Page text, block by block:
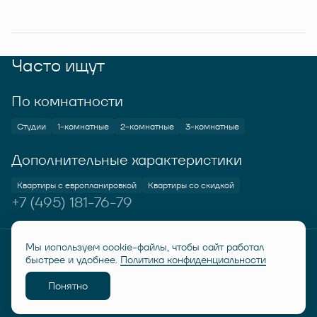
Часто ищут
По комнатности
Студии 1-комнатные 2-комнатные 3-комнатные
Дополнительные характеристики
Квартиры с европланировкой Квартиры со скидкой
+7 (495) 181-76-79
© RUSICH KOTELNIKI 2026Политика конфиденциальности
Дисклеймер "Семейная ипотека от 6%"
Мы используем cookie-файлы, чтобы сайт работал
быстрее и удобнее. Политика конфиденциальности
Понятно